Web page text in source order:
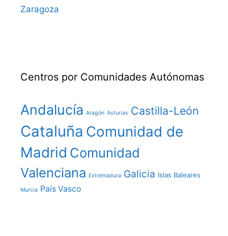
Zaragoza
Centros por Comunidades Autónomas
Andalucía Aragón Asturias Castilla-León
Cataluña Comunidad de
Madrid Comunidad
Valenciana Extremadura Galicia Islas Baleares
Murcia País Vasco